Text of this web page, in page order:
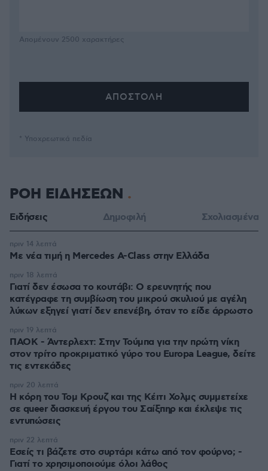
Απομένουν 2500 χαρακτήρες
* Υποχρεωτικά πεδία
ΡΟΗ ΕΙΔΗΣΕΩΝ
Ειδήσεις Δημοφιλή Σχολιασμένα
Με νέα τιμή η Mercedes A-Class στην Ελλάδα
πριν 14 λεπτά
Γιατί δεν έσωσα το κουτάβι: Ο ερευνητής που
κατέγραφε τη συμβίωση του μικρού σκυλιού με αγέλη
λύκων εξηγεί γιατί δεν επενέβη, όταν το είδε άρρωστο
πριν 18 λεπτά
ΠΑΟΚ - Άντερλεχτ: Στην Τούμπα για την πρώτη νίκη
στον τρίτο προκριματικό γύρο του Europa League, δείτε
τις εντεκάδες
πριν 19 λεπτά
Η κόρη του Τομ Κρουζ και της Κέιτι Χολμς συμμετείχε
σε queer διασκευή έργου του Σαίξπηρ και έκλεψε τις
εντυπώσεις
πριν 20 λεπτά
Εσείς τι βάζετε στο συρτάρι κάτω από τον φούρνο; -
Γιατί το χρησιμοποιούμε όλοι λάθος
πριν 22 λεπτά